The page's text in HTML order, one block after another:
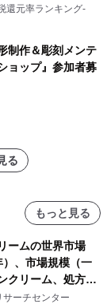
還元率ランキング-
制作＆彫刻メンテ
ョップ』参加者募
る
もっと見る
ームの世界市場
）、市場規模（一
クリーム、処方用
ーム）・分析レポ
ーチセンター